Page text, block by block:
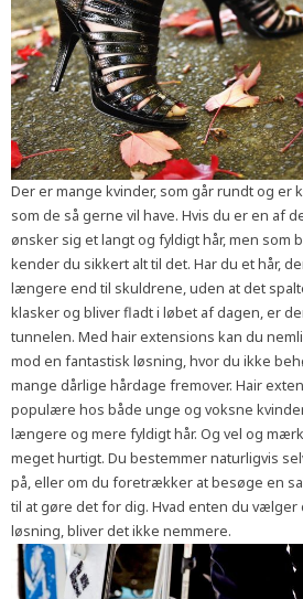
Der er mange kvinder, som går rundt og er
som de så gerne vil have. Hvis du er en af
ønsker sig et langt og fyldigt hår, men som
kender du sikkert alt til det. Har du et hår,
længere end til skuldrene, uden at det
klasker og bliver fladt i løbet af dagen, er
tunnelen. Med hair extensions kan du
mod en fantastisk løsning, hvor du ikke
mange dårlige hårdage fremover. Hair
populære hos både unge og voksne
længere og mere fyldigt hår. Og vel og
meget hurtigt. Du bestemmer naturligvis
på, eller om du foretrækker at besøge en
til at gøre det for dig. Hvad enten du
løsning, bliver det ikke nemmere.